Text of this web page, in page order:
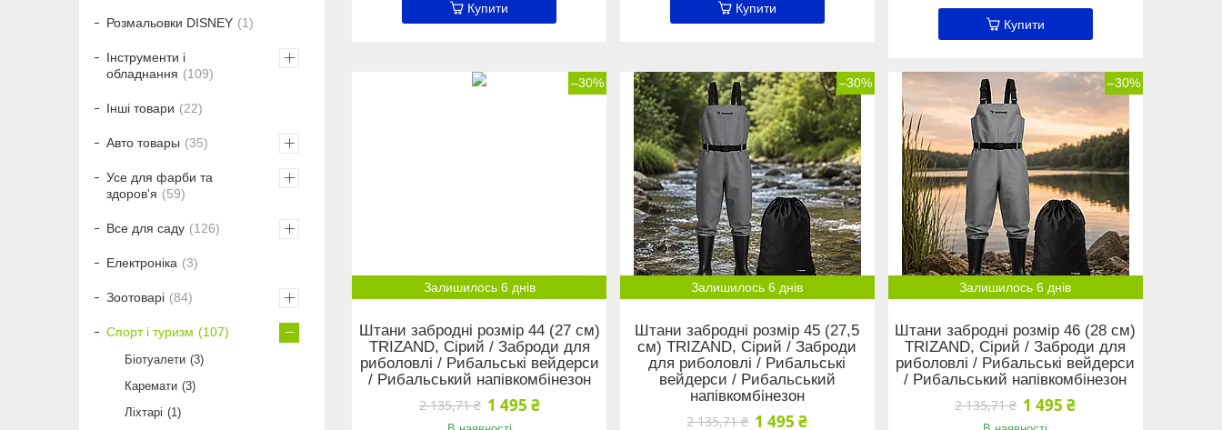
Купити Купити
Купити
–30%
Залишилось 6 днів
Штани забродні розмір 44 (27 см)
TRIZAND, Сірий / Заброди для
риболовлі / Рибальські вейдерси
/ Рибальський напівкомбінезон
2 135,71 ₴ 1 495 ₴
–30%
Залишилось 6 днів
Штани забродні розмір 45 (27,5
см) TRIZAND, Сірий / Заброди
для риболовлі / Рибальські
вейдерси / Рибальський
напівкомбінезон
2 135,71 ₴ 1 495 ₴
–30%
Залишилось 6 днів
Штани забродні розмір 46 (28 см)
TRIZAND, Сірий / Заброди для
риболовлі / Рибальські вейдерси
/ Рибальський напівкомбінезон
2 135,71 ₴ 1 495 ₴
Розмальовки DISNEY 1
Інструменти і
обладнання
109
Інші товари 22
Авто товары 35
Усе для фарби та
здоров'я
59
Все для саду 126
Електроніка 3
Зоотоварі 84
Спорт і туризм 107
Біотуалети 3
Каремати 3
Ліхтарі
1